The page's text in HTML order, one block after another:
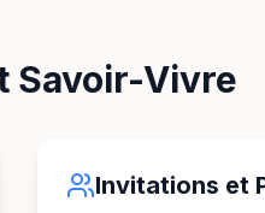
Savoir-Vivre
Invitations et